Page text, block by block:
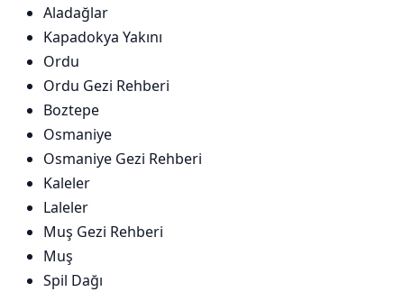
Aladağlar
Kapadokya Yakını
Ordu
Ordu Gezi Rehberi
Boztepe
Osmaniye
Osmaniye Gezi Rehberi
Kaleler
Laleler
Muş Gezi Rehberi
Muş
Spil Dağı